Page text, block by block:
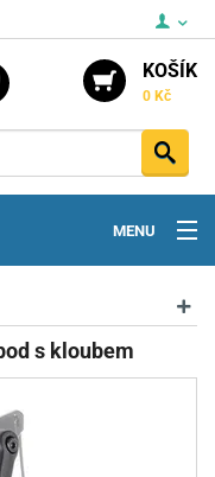
KOŠÍK
0 Kč
MENU
s kloubem